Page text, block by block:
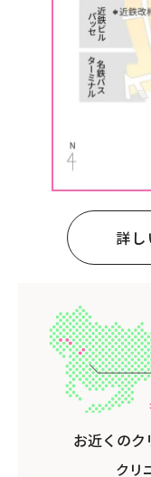
詳
お近くのク
クリ